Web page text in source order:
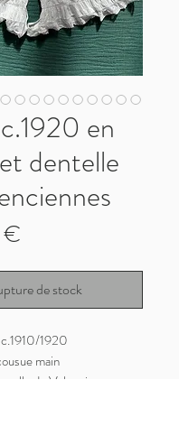
en
dentelle
€
de stock
1920
main
de Valenciennes